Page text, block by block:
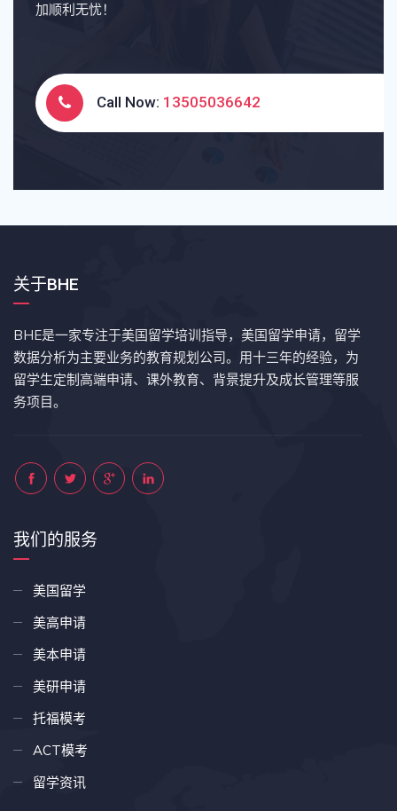
加顺利无忧！
Call Now: 13505036642
关于BHE
BHE是一家专注于美国留学培训指导，美国留学申请，留学
数据分析为主要业务的教育规划公司。用十三年的经验，为
留学生定制高端申请、课外教育、背景提升及成长管理等服
务项目。
我们的服务
美国留学
美高申请
美本申请
美研申请
托福模考
ACT模考
留学资讯